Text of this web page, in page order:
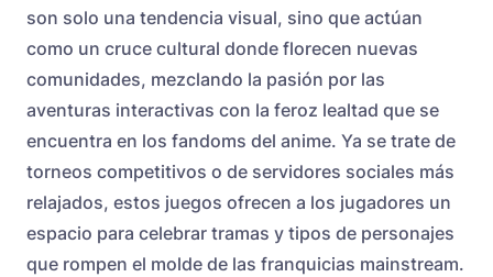
son solo una tendencia visual, sino que actúan
como un cruce cultural donde florecen nuevas
comunidades, mezclando la pasión por las
aventuras interactivas con la feroz lealtad que se
encuentra en los fandoms del anime. Ya se trate de
torneos competitivos o de servidores sociales más
relajados, estos juegos ofrecen a los jugadores un
espacio para celebrar tramas y tipos de personajes
que rompen el molde de las franquicias mainstream.